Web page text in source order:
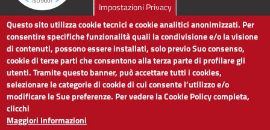
LINK UTILI
Dichiarazione di accessibilità
Obiettivi di accessibilità
Segnalaci problemi di accessibilità
Note legali
Privacy
Accesso riservato
Impostazioni Privacy
Questo sito utilizza cookie tecnici e cookie analitici anonimizzati. Per
consentire specifiche funzionalità quali la condivisione e/o la visione
di contenuti, possono essere installati, solo previo Suo consenso,
cookie di terze parti che consentono alla terza parte di profilare gli
utenti. Tramite questo banner, può accettare tutti i cookies,
selezionare le categorie di cookie di cui consente l’utilizzo e/o
modificare le Sue preferenze. Per vedere la Cookie Policy completa,
clicchi
Maggiori Informazioni